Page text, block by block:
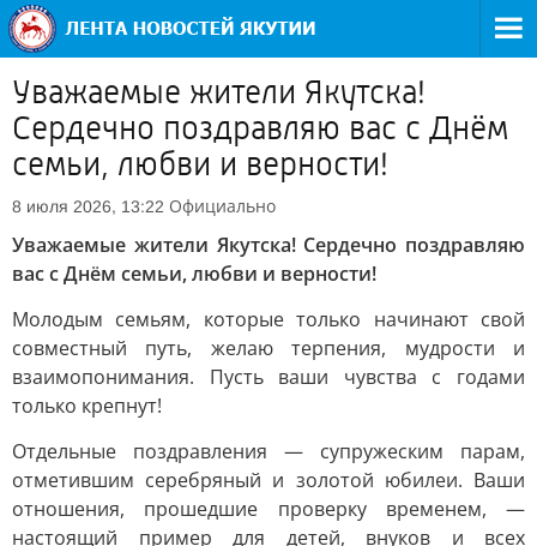
Уважаемые жители Якутска!
Сердечно поздравляю вас с Днём
семьи, любви и верности!
8 июля 2026, 13:22 Официально
Уважаемые жители Якутска! Сердечно поздравляю
вас с Днём семьи, любви и верности!
Молодым семьям, которые только начинают свой
совместный путь, желаю терпения, мудрости и
взаимопонимания. Пусть ваши чувства с годами
только крепнут!
Отдельные поздравления — супружеским парам,
отметившим серебряный и золотой юбилеи. Ваши
отношения, прошедшие проверку временем, —
настоящий пример для детей, внуков и всех